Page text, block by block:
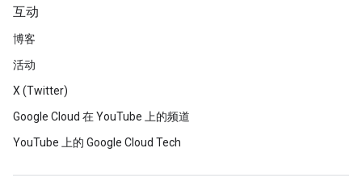
互动
博客
活动
X (Twitter)
Google Cloud 在 YouTube 上的频道
YouTube 上的 Google Cloud Tech